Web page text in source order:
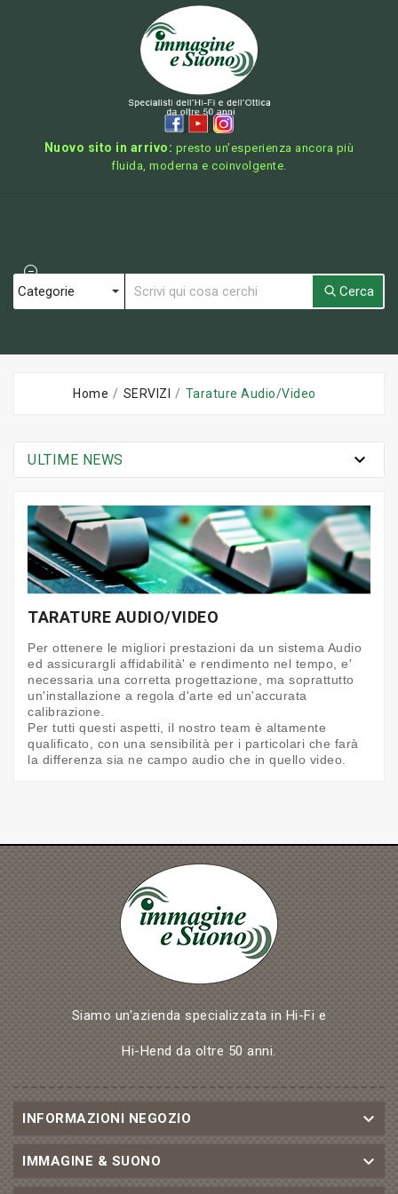
Nuovo sito in arrivo: presto un’esperienza ancora più
fluida, moderna e coinvolgente.
Cerca
Home SERVIZI Tarature Audio/Video
ULTIME NEWS 
TARATURE AUDIO/VIDEO
Per ottenere le migliori prestazioni da un sistema Audio
ed assicurargli affidabilità' e rendimento nel tempo, e'
necessaria una corretta progettazione, ma soprattutto
un'installazione a regola d'arte ed un'accurata
calibrazione.
Per tutti questi aspetti, il nostro team è altamente
qualificato, con una sensibilità per i particolari che farà
la differenza sia ne campo audio che in quello video.
Siamo un'azienda specializzata in Hi-Fi e
Hi-Hend da oltre 50 anni.
INFORMAZIONI NEGOZIO 
IMMAGINE & SUONO 